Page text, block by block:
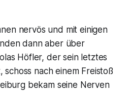
nervös und mit einigen
dann aber über
Höfler, der sein letztes
schoss nach einem Freistoß
bekam seine Nerven